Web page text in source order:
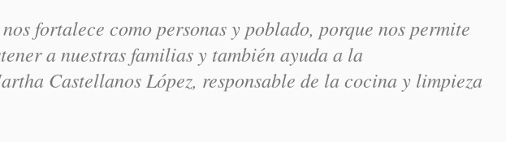
fortalece como personas y poblado, porque nos permite
a nuestras familias y también ayuda a la
Castellanos López, responsable de la cocina y limpieza